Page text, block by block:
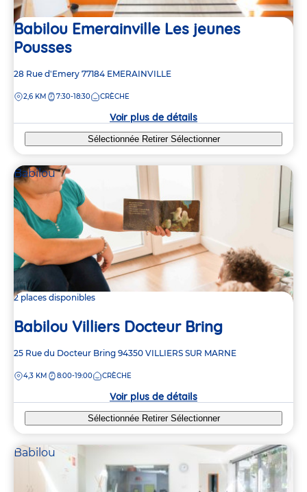
Babilou Emerainville Les jeunes
Pousses
Adresse
la
28 Rue d'Emery 77184 EMERAINVILLE
DISTANCE
2,6 KM 7:30-18:30 CRÈCHE
Voir plus de détails
Sélectionnée Retirer Sélectionner
Babilou
2 places disponibles
Babilou Villiers Docteur Bring
Adresse
la
25 Rue du Docteur Bring 94350 VILLIERS SUR MARNE
DISTANCE
4,3 KM 8:00-19:00 CRÈCHE
Voir plus de détails
Sélectionnée Retirer Sélectionner
Babilou